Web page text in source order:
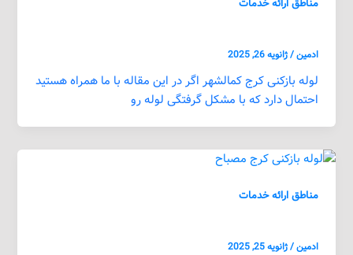
مناطق ارائه خدمات
ادمین/ژانویه 26, 2025
لوله بازکنی کرج کمالشهر اگر در این مقاله با ما همراه هستید
احتمال دارد که با مشکل گرفتگی لوله رو
مناطق ارائه خدمات
ادمین/ژانویه 25, 2025